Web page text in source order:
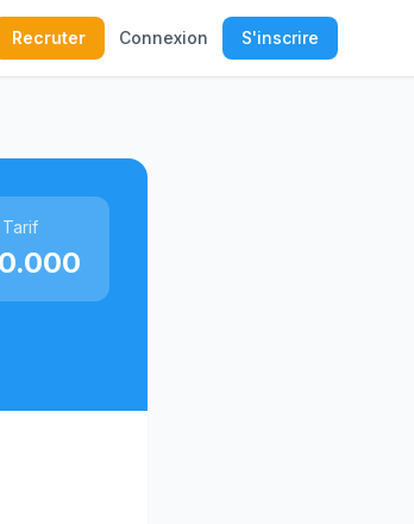
Recruter Connexion S'inscrire
Tarif